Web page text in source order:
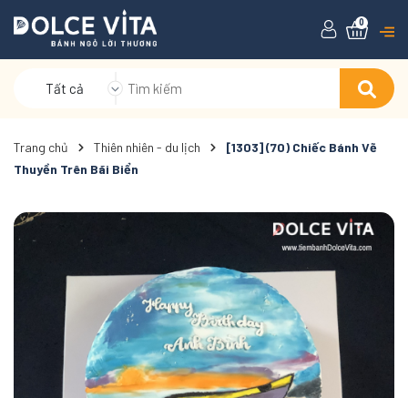
Tất cả
0
Trang chủ Thiên nhiên - du lịch
[1303] (70) Chiếc Bánh Vẽ
Thuyền Trên Bãi Biển